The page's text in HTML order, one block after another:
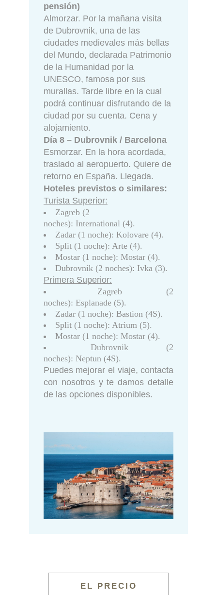
pensión)
Almorzar. Por la mañana visita
de Dubrovnik, una de las
ciudades medievales más bellas
del Mundo, declarada Patrimonio
de la Humanidad por la
UNESCO, famosa por sus
murallas. Tarde libre en la cual
podrá continuar disfrutando de la
ciudad por su cuenta. Cena y
alojamiento.
Día 8 – Dubrovnik / Barcelona
Esmorzar. En la hora acordada,
traslado al aeropuerto. Quiere de
retorno en España. Llegada.
Hoteles previstos o similares:
Turista Superior:
Zagreb (2
noches): International (4).
Zadar (1 noche): Kolovare (4).
Split (1 noche): Arte (4).
Mostar (1 noche): Mostar (4).
Dubrovnik (2 noches): Ivka (3).
Primera Superior:
Zagreb (2
noches): Esplanade (5).
Zadar (1 noche): Bastion (4S).
Split (1 noche): Atrium (5).
Mostar (1 noche): Mostar (4).
Dubrovnik (2
noches): Neptun (4S).
Puedes mejorar el viaje, contacta
con nosotros y te damos detalle
de las opciones disponibles.
EL PRECIO